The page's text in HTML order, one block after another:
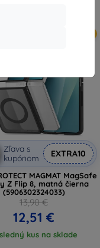
Zľava s
kupónom
EXTRA10
MAGMAT MagSafe
Z Flip 8, matná čierna
(5906302324033)
13,90 €
12,51 €
kus na sklade